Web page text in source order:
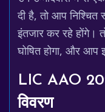
दी है, तो आप
इंतजार कर रहे
घोषित होगा, और
LIC AAO
विवरण